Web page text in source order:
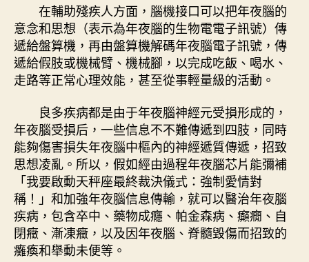
在輔助殘疾人方面，腦機接口可以把年夜腦的
意念和思想（表示為年夜腦的生物電電子訊號）傳
遞給盤算機，再由盤算機解碼年夜腦電子訊號，傳
遞給假肢或機械臂、機械腳，以完成吃飯、喝水、
走路等正常心理效能，甚至從事輕量級的活動。
良多疾病都是由于年夜腦神經元受損形成的，
年夜腦受損后，一些信息不不難傳遞到四肢，同時
能夠傷害損失年夜腦中樞內的神經遞質傳遞，招致
思想凌亂。所以，假如經由過程年夜腦芯片能彌補
「我要啟動天秤座最終裁決儀式：強制愛情對
稱！」和加強年夜腦信息傳輸，就可以醫治年夜腦
疾病，包含卒中、藥物成癮、帕金森病、癲癇、自
閉癥、漸凍癥，以及因年夜腦、脊髓毀傷而招致的
癱瘓和舉動未便等。